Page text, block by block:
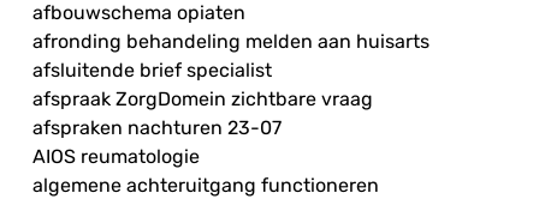
afbouwschema opiaten
afronding behandeling melden aan huisarts
afsluitende brief specialist
afspraak ZorgDomein zichtbare vraag
afspraken nachturen 23-07
AIOS reumatologie
algemene achteruitgang functioneren